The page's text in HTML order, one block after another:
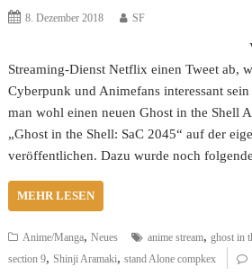
8. Dezember 2018 SF
Streaming-Dienst Netflix einen Tweet ab,
Cyberpunk und Animefans interessant
man wohl einen neuen Ghost in the Shell
„Ghost in the Shell: SaC 2045“ auf der
veröffentlichen. Dazu wurde noch
MEHR LESEN
Anime/Manga,Neues anime stream,ghost in
section 9,Shinji Aramaki,stand Alone compkex